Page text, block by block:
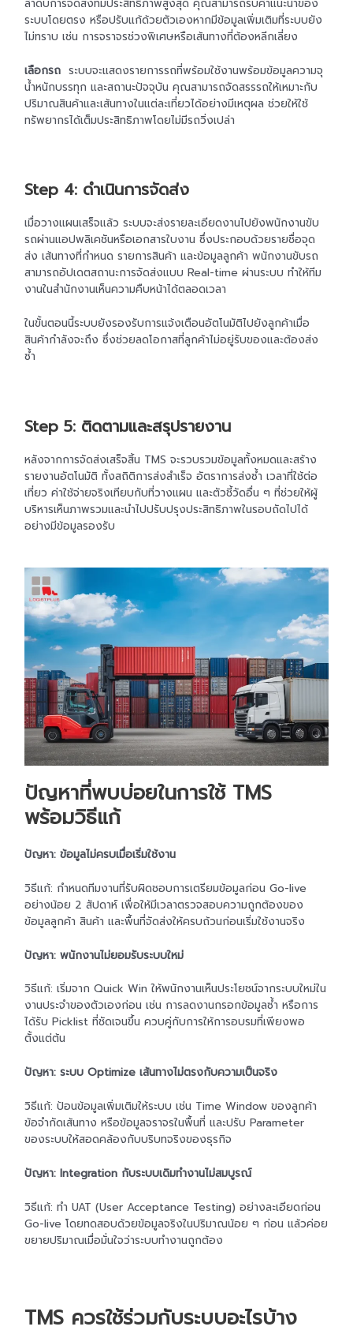
ลำดับการจัดส่งที่มีประสิทธิภาพสูงสุด คุณสามารถรับคำแนะนำของ
ระบบโดยตรง หรือปรับแก้ด้วยตัวเองหากมีข้อมูลเพิ่มเติมที่ระบบยัง
ไม่ทราบ เช่น การจราจรช่วงพิเศษหรือเส้นทางที่ต้องหลีกเลี่ยง
เลือกรถ ระบบจะแสดงรายการรถที่พร้อมใช้งานพร้อมข้อมูลความจุ
น้ำหนักบรรทุก และสถานะปัจจุบัน คุณสามารถจัดสรรรถให้เหมาะกับ
ปริมาณสินค้าและเส้นทางในแต่ละเที่ยวได้อย่างมีเหตุผล ช่วยให้ใช้
ทรัพยากรได้เต็มประสิทธิภาพโดยไม่มีรถวิ่งเปล่า
Step 4: ดำเนินการจัดส่ง
เมื่อวางแผนเสร็จแล้ว ระบบจะส่งรายละเอียดงานไปยังพนักงานขับ
รถผ่านแอปพลิเคชันหรือเอกสารใบงาน ซึ่งประกอบด้วยรายชื่อจุด
ส่ง เส้นทางที่กำหนด รายการสินค้า และข้อมูลลูกค้า พนักงานขับรถ
สามารถอัปเดตสถานะการจัดส่งแบบ Real-time ผ่านระบบ ทำให้ทีม
งานในสำนักงานเห็นความคืบหน้าได้ตลอดเวลา
ในขั้นตอนนี้ระบบยังรองรับการแจ้งเตือนอัตโนมัติไปยังลูกค้าเมื่อ
สินค้ากำลังจะถึง ซึ่งช่วยลดโอกาสที่ลูกค้าไม่อยู่รับของและต้องส่ง
ซ้ำ
Step 5: ติดตามและสรุปรายงาน
หลังจากการจัดส่งเสร็จสิ้น TMS จะรวบรวมข้อมูลทั้งหมดและสร้าง
รายงานอัตโนมัติ ทั้งสถิติการส่งสำเร็จ อัตราการส่งซ้ำ เวลาที่ใช้ต่อ
เที่ยว ค่าใช้จ่ายจริงเทียบกับที่วางแผน และตัวชี้วัดอื่น ๆ ที่ช่วยให้ผู้
บริหารเห็นภาพรวมและนำไปปรับปรุงประสิทธิภาพในรอบถัดไปได้
อย่างมีข้อมูลรองรับ
ปัญหาที่พบบ่อยในการใช้ TMS
พร้อมวิธีแก้
ปัญหา: ข้อมูลไม่ครบเมื่อเริ่มใช้งาน
วิธีแก้: กำหนดทีมงานที่รับผิดชอบการเตรียมข้อมูลก่อน Go-live
อย่างน้อย 2 สัปดาห์ เพื่อให้มีเวลาตรวจสอบความถูกต้องของ
ข้อมูลลูกค้า สินค้า และพื้นที่จัดส่งให้ครบถ้วนก่อนเริ่มใช้งานจริง
ปัญหา: พนักงานไม่ยอมรับระบบใหม่
วิธีแก้: เริ่มจาก Quick Win ให้พนักงานเห็นประโยชน์จากระบบใหม่ใน
งานประจำของตัวเองก่อน เช่น การลดงานกรอกข้อมูลซ้ำ หรือการ
ได้รับ Picklist ที่ชัดเจนขึ้น ควบคู่กับการให้การอบรมที่เพียงพอ
ตั้งแต่ต้น
ปัญหา: ระบบ Optimize เส้นทางไม่ตรงกับความเป็นจริง
วิธีแก้: ป้อนข้อมูลเพิ่มเติมให้ระบบ เช่น Time Window ของลูกค้า
ข้อจำกัดเส้นทาง หรือข้อมูลจราจรในพื้นที่ และปรับ Parameter
ของระบบให้สอดคล้องกับบริบทจริงของธุรกิจ
ปัญหา: Integration กับระบบเดิมทำงานไม่สมบูรณ์
วิธีแก้: ทำ UAT (User Acceptance Testing) อย่างละเอียดก่อน
Go-live โดยทดสอบด้วยข้อมูลจริงในปริมาณน้อย ๆ ก่อน แล้วค่อย
ขยายปริมาณเมื่อมั่นใจว่าระบบทำงานถูกต้อง
TMS ควรใช้ร่วมกับระบบอะไรบ้าง